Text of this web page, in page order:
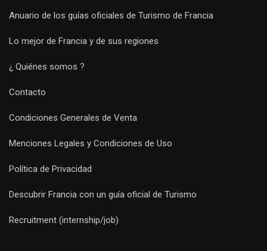
Anuario de los guías oficiales de Turismo de Francia
Lo mejor de Francia y de sus regiones
¿ Quiénes somos ?
Contacto
Condiciones Generales de Venta
Menciones Legales y Condiciones de Uso
Política de Privacidad
Descubrir Francia con un guía oficial de Turismo
Recruitment (internship/job)